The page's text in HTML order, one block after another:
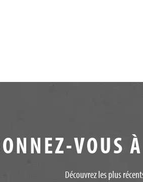
VOUS
Découvrez les plus